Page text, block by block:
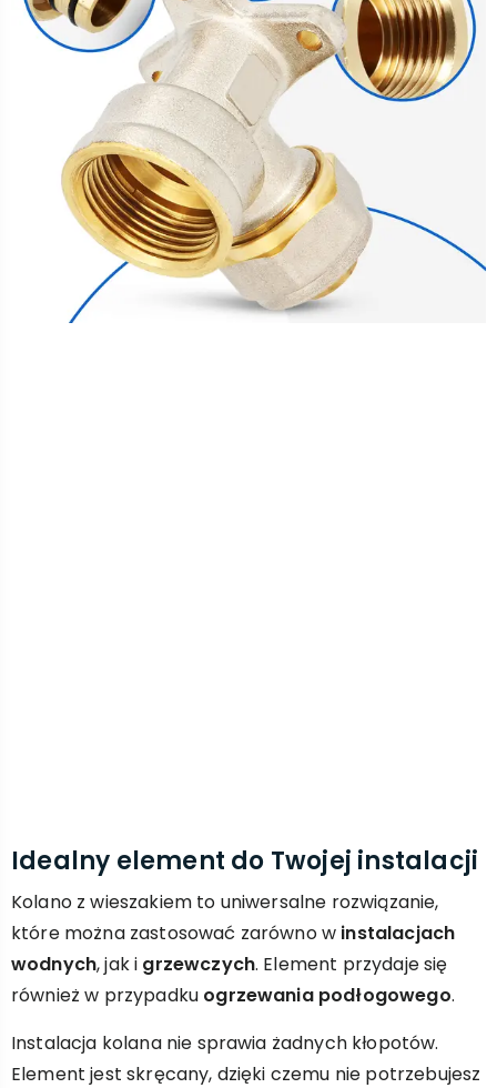
Idealny element do Twojej instalacji
Kolano z wieszakiem to uniwersalne rozwiązanie,
które można zastosować zarówno w instalacjach
wodnych, jak i grzewczych. Element przydaje się
również w przypadku ogrzewania podłogowego.
Instalacja kolana nie sprawia żadnych kłopotów.
Element jest skręcany, dzięki czemu nie potrzebujesz